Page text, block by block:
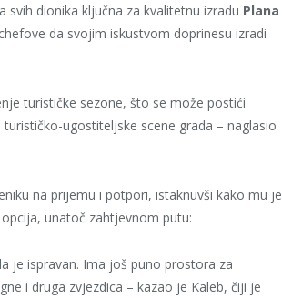
dionika ključna za kvalitetnu izradu Plana
da svojim iskustvom doprinesu izradi
turističke sezone, što se može postići
ugostiteljske scene grada – naglasio
na prijemu i potpori, istaknuvši kako mu je
unatoč zahtjevnom putu:
je ispravan. Ima još puno prostora za
i druga zvjezdica – kazao je Kaleb, čiji je